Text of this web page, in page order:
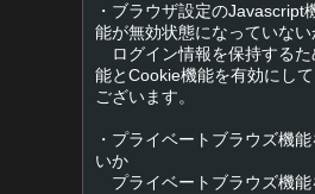
・ブラウザ設定のJavascript
能が無効状態になっていない
ログイン情報を保持する
能とCookie機能を有効にし
ございます。
・プライベートブラウズ機
いか
プライベートブラウズ機能